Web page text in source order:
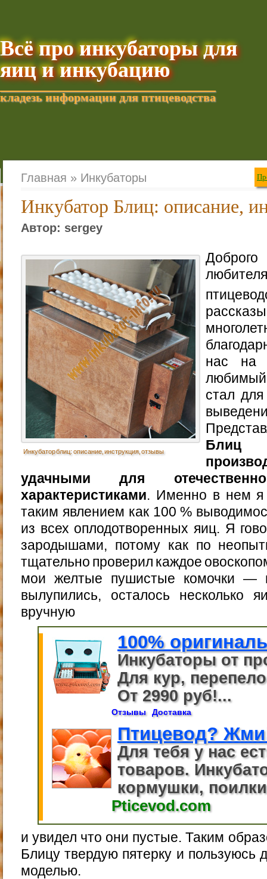
Всё про инкубаторы для
яиц и инкубацию
кладезь информации для птицеводства
Добавить текущую
Главная » Инкубаторы
Инкубатор Блиц: описание,
Автор: sergey
Инкубатор блиц: описание, инструкция, отзывы
нас на
стал
Блиц
удачными для
характеристиками. Именно в нем я
таким явлением как 100 %
из всех оплодотворенных яиц. Я
зародышами, потому как по
тщательно проверил каждое
мои желтые пушистые комочки —
вылупились, осталось несколько
вручную
100%
Инкубаторы от
Для кур,
От 2990 руб!...
Отзывы Доставка
Птицевод?
Для тебя у нас
товаров.
кормушки,
Pticevod.com
и увидел что они пустые. Таким
Блицу твердую пятерку и пользуюсь
моделью.